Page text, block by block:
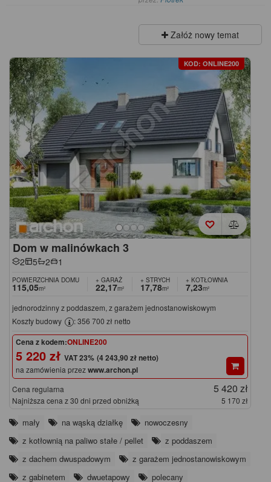
Załóż nowy temat
KOD: ONLINE200
Dom w malinówkach 3
2 5 2 1
POWIERZCHNIA DOMU
115,05m²
+ GARAŻ
22,17m²
+ STRYCH
17,78m²
+ KOTŁOWNIA
7,23m²
jednorodzinny z poddaszem, z garażem jednostanowiskowym
Koszty budowy
: 356 700 zł netto
Cena z kodem:ONLINE200
5 220 zł (4 243,90 zł netto)
na zamówienia przezwww.archon.pl
Cena regularna 5 420 zł
Najniższa cena z 30 dni przed obniżką 5 170 zł
mały na wąską działkę
nowoczesny
z kotłownią na paliwo stałe / pellet
z poddaszem
z dachem dwuspadowym
z garażem jednostanowiskowym
z gabinetem
dwuetapowy polecany